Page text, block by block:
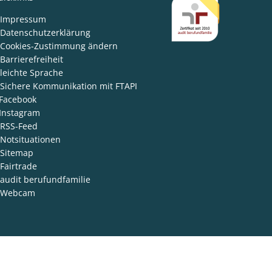
Impressum
Datenschutzerklärung
Cookies-Zustimmung ändern
Barrierefreiheit
leichte Sprache
Sichere Kommunikation mit FTAPI
Facebook
Instagram
RSS-Feed
Notsituationen
Sitemap
Fairtrade
audit berufundfamilie
Webcam